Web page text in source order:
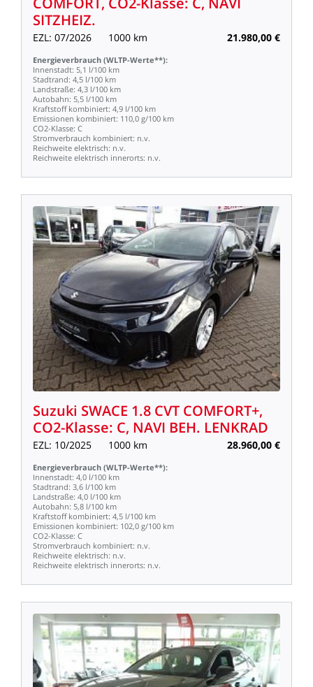
SITZHEIZ.
EZL: 07/2026 1000 km 21.980,00 €
Energieverbrauch (WLTP-Werte**):
Innenstadt: 5,1 l/100 km
Stadtrand: 4,5 l/100 km
Landstraße: 4,3 l/100 km
Autobahn: 5,5 l/100 km
Kraftstoff kombiniert: 4,9 l/100 km
Emissionen kombiniert: 110,0 g/100 km
CO2-Klasse: C
Stromverbrauch kombiniert: n.v.
Reichweite elektrisch: n.v.
Reichweite elektrisch innerorts: n.v.
Suzuki SWACE 1.8 CVT COMFORT+,
CO2-Klasse: C, NAVI BEH. LENKRAD
EZL: 10/2025 1000 km 28.960,00 €
Energieverbrauch (WLTP-Werte**):
Innenstadt: 4,0 l/100 km
Stadtrand: 3,6 l/100 km
Landstraße: 4,0 l/100 km
Autobahn: 5,8 l/100 km
Kraftstoff kombiniert: 4,5 l/100 km
Emissionen kombiniert: 102,0 g/100 km
CO2-Klasse: C
Stromverbrauch kombiniert: n.v.
Reichweite elektrisch: n.v.
Reichweite elektrisch innerorts: n.v.